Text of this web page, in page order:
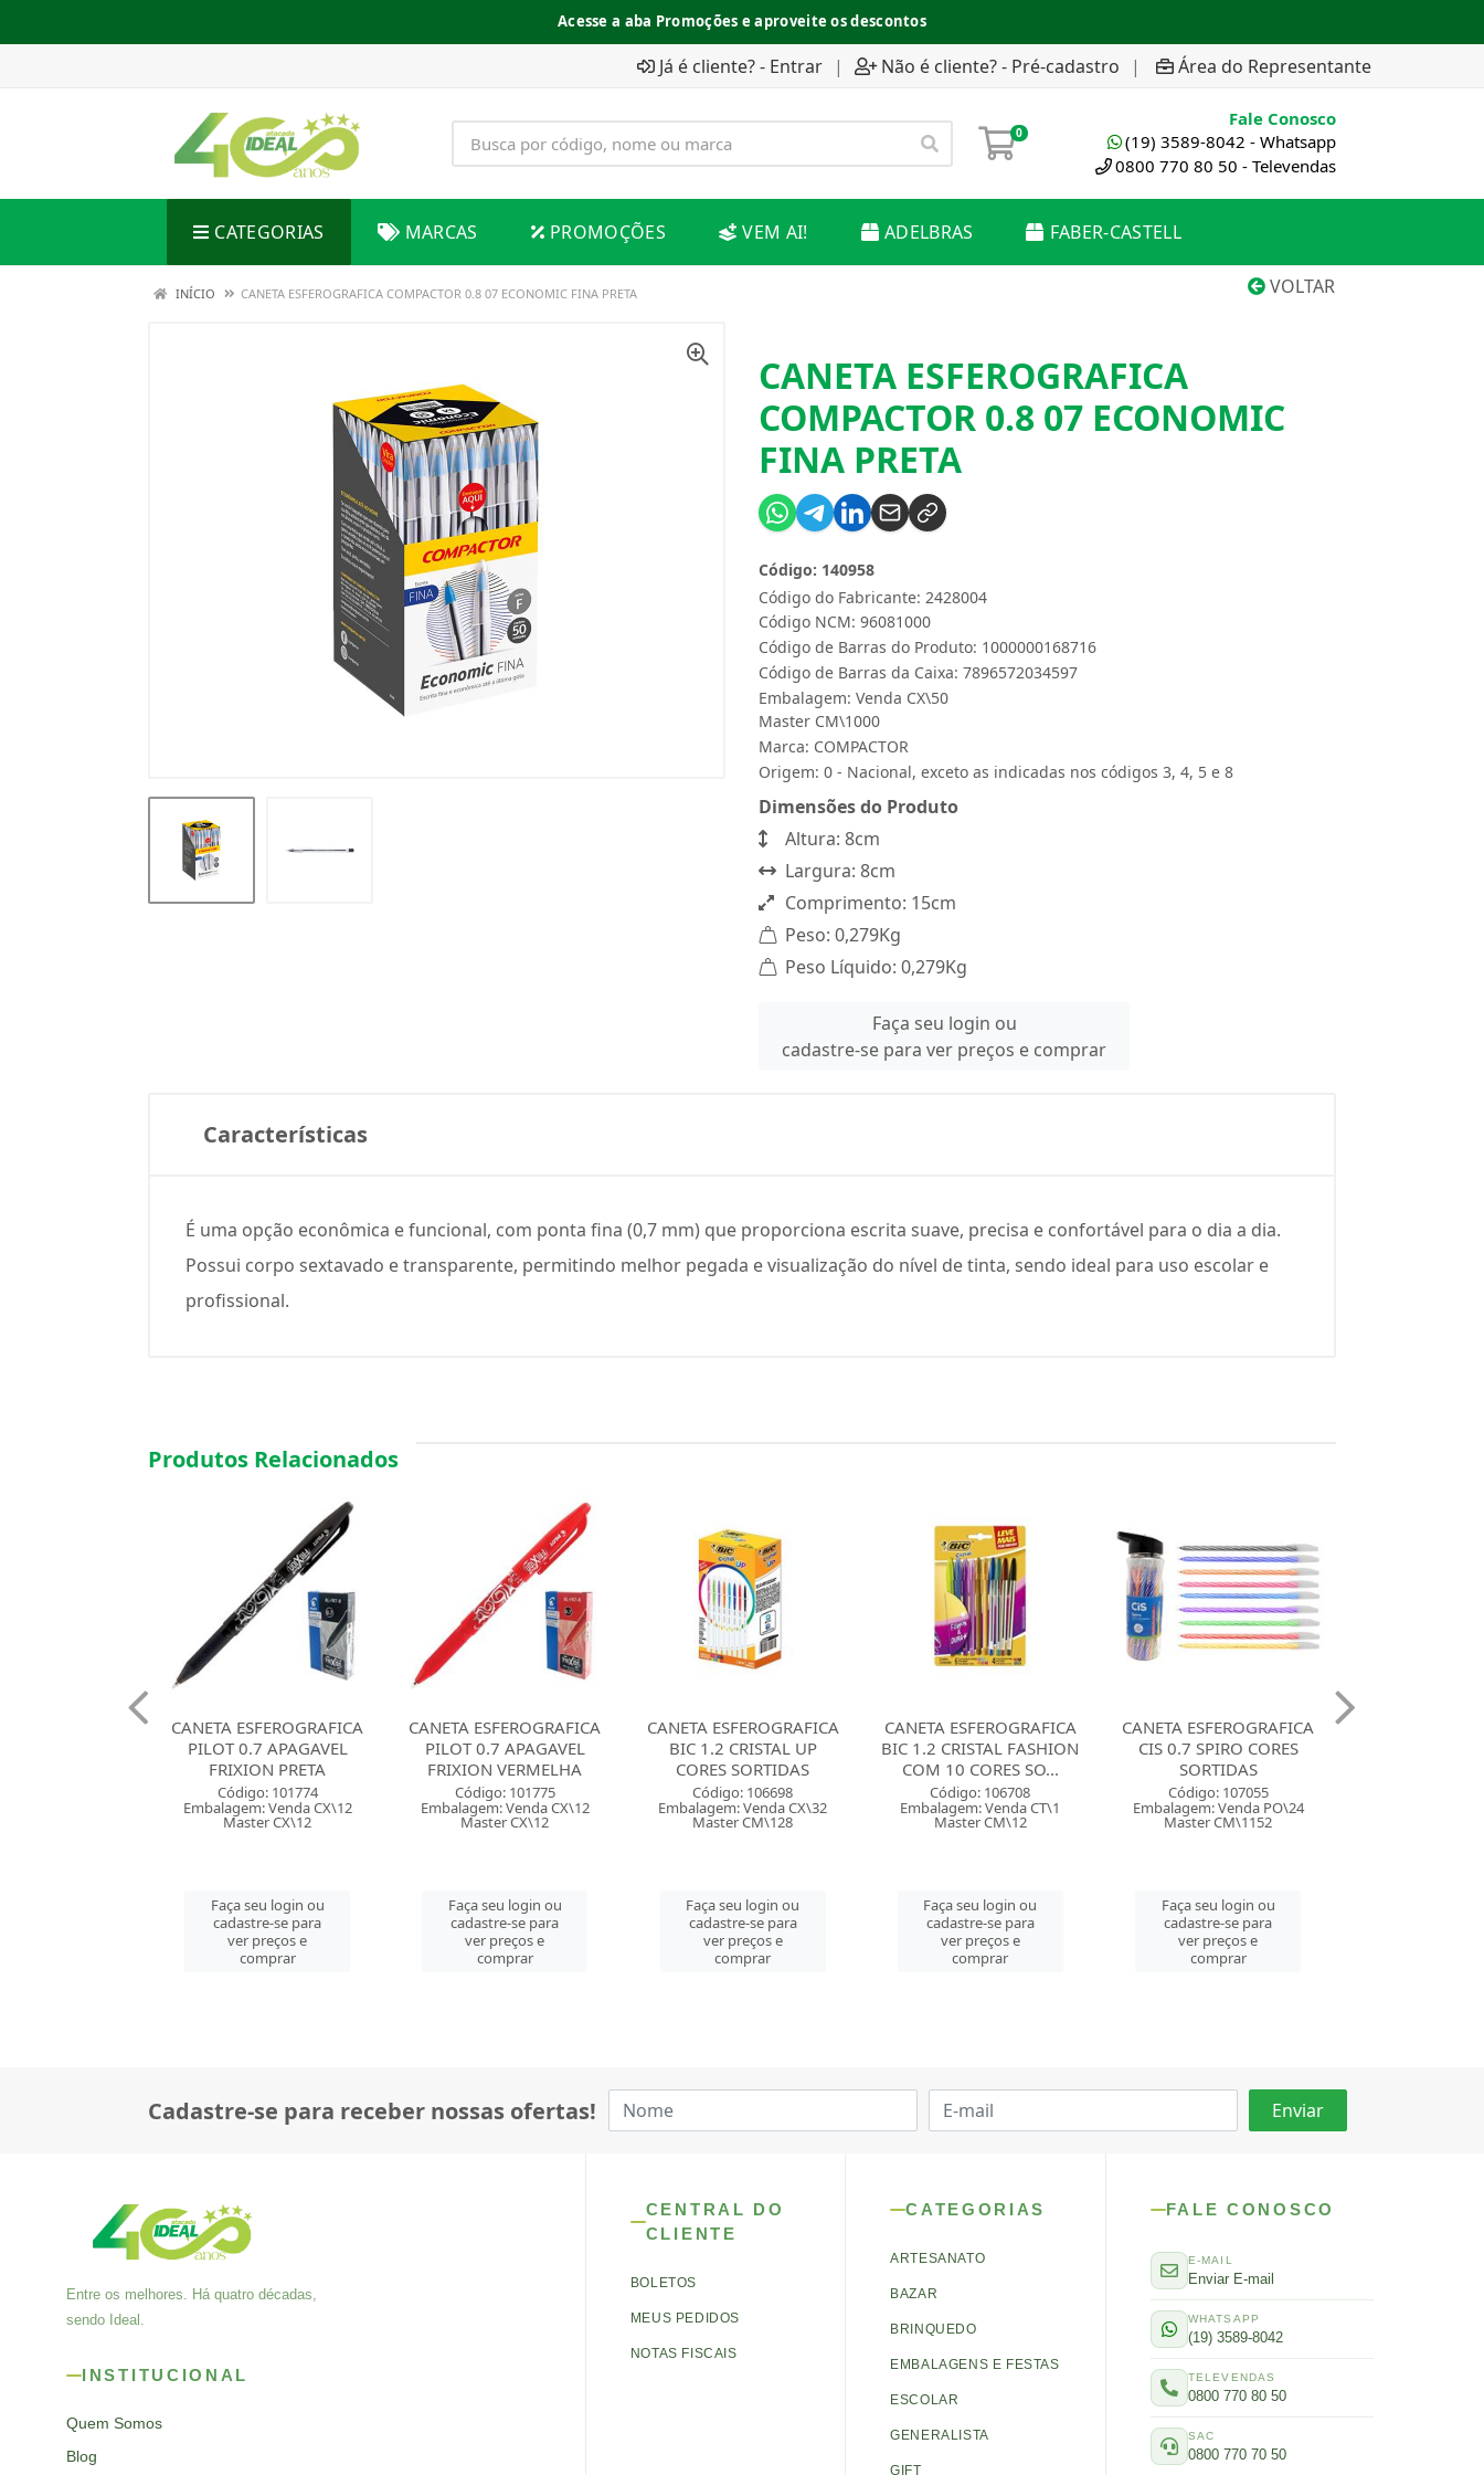
Acesse a aba Promoções e aproveite os descontos
Já é cliente? - Entrar | Não é cliente? - Pré-cadastro | Área do Representante
0
Fale Conosco
(19) 3589-8042 - Whatsapp
0800 770 80 50 - Televendas
CATEGORIAS MARCAS PROMOÇÕES VEM AI! ADELBRAS FABER-CASTELL
VOLTAR
INÍCIO CANETA ESFEROGRAFICA COMPACTOR 0.8 07 ECONOMIC FINA PRETA
CANETA ESFEROGRAFICA
COMPACTOR 0.8 07 ECONOMIC
FINA PRETA
Código do Fabricante: 2428004
Código: 140958
Código NCM: 96081000
Código de Barras do Produto: 1000000168716
Código de Barras da Caixa: 7896572034597
Embalagem: Venda CX\50
Master CM\1000
Marca: COMPACTOR
Origem: 0 - Nacional, exceto as indicadas nos códigos 3, 4, 5 e 8
Dimensões do Produto
Altura: 8cm
Largura: 8cm
Comprimento: 15cm
Peso: 0,279Kg
Peso Líquido: 0,279Kg
Faça seu login ou
cadastre-se para ver preços e comprar
Características
É uma opção econômica e funcional, com ponta fina (0,7 mm) que proporciona escrita suave, precisa e confortável para o dia a dia.
Possui corpo sextavado e transparente, permitindo melhor pegada e visualização do nível de tinta, sendo ideal para uso escolar e
profissional.
Produtos Relacionados
CANETA ESFEROGRAFICA
PILOT 0.7 APAGAVEL
FRIXION VERMELHA
Código: 101775
Embalagem: Venda CX\12
Master CX\12
Faça seu login ou
cadastre-se para
ver preços e
comprar
CANETA ESFEROGRAFICA
BIC 1.2 CRISTAL UP
CORES SORTIDAS
Código: 106698
Embalagem: Venda CX\32
Master CM\128
Faça seu login ou
cadastre-se para
ver preços e
comprar
CANETA ESFEROGRAFICA
BIC 1.2 CRISTAL FASHION
COM 10 CORES SO...
Código: 106708
Embalagem: Venda CT\1
Master CM\12
Faça seu login ou
cadastre-se para
ver preços e
comprar
CANETA ESFEROGRAFICA
CIS 0.7 SPIRO CORES
SORTIDAS
Código: 107055
Embalagem: Venda PO\24
Master CM\1152
Faça seu login ou
cadastre-se para
ver preços e
comprar
CANETA ESFEROGRAFICA
BIC 1.2 CRISTAL FASHION
CORES SORTIDAS
Código: 11006
Embalagem: Venda CX\25
Master CM\100
Faça seu login ou
cadastre-se para
ver preços e
comprar
Cadastre-se para receber nossas ofertas!
Entre os melhores. Há quatro décadas,
sendo Ideal.
INSTITUCIONAL
Quem Somos
Blog
CENTRAL DO
CLIENTE
BOLETOS
MEUS PEDIDOS
NOTAS FISCAIS
CATEGORIAS
ARTESANATO
BAZAR
BRINQUEDO
EMBALAGENS E FESTAS
ESCOLAR
GENERALISTA
GIFT
FALE CONOSCO
E-MAIL
Enviar E-mail
WHATSAPP
(19) 3589-8042
TELEVENDAS
0800 770 80 50
SAC
0800 770 70 50